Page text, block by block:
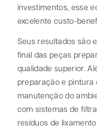
investimentos, esse
excelente custo-
Seus resultados são
final das peças
qualidade superior.
preparação e pintura
manutenção do
com sistemas de
resíduos de